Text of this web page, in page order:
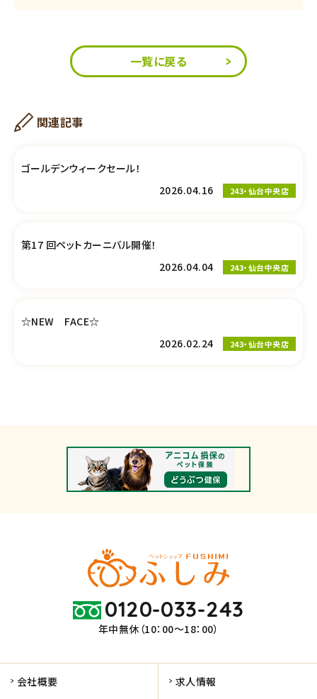
一覧に戻る
関連記事
ゴールデンウィークセール！
2026.04.16
243・仙台中央店
第17 回ペットカーニバル開催！
2026.04.04
243・仙台中央店
☆NEW FACE☆
2026.02.24
243・仙台中央店
0120-033-243
年中無休（10：00～18：00）
会社概要 求人情報